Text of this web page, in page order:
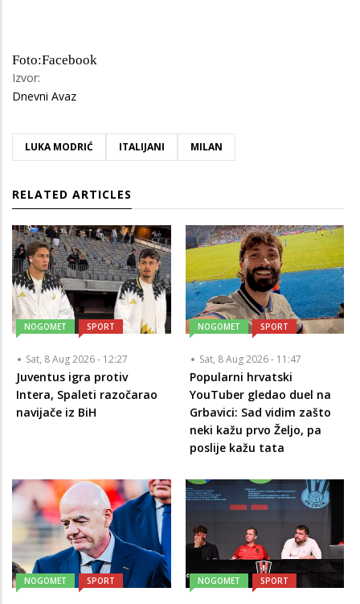
Foto:Facebook
Izvor:
Dnevni Avaz
LUKA MODRIĆ ITALIJANI MILAN
RELATED ARTICLES
NOGOMET SPORT
Sat, 8 Aug 2026 - 12:27
Juventus igra protiv
Intera, Spaleti razočarao
navijače iz BiH
NOGOMET SPORT
Sat, 8 Aug 2026 - 11:47
Popularni hrvatski
YouTuber gledao duel na
Grbavici: Sad vidim zašto
neki kažu prvo Željo, pa
poslije kažu tata
NOGOMET SPORT NOGOMET SPORT